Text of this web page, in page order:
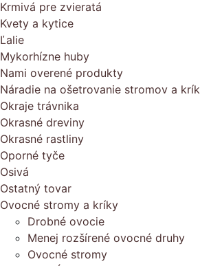
Krmivá pre zvieratá
Kvety a kytice
Ľalie
Mykorhízne huby
Nami overené produkty
Náradie na ošetrovanie stromov a
Okraje trávnika
Okrasné dreviny
Okrasné rastliny
Oporné tyče
Osivá
Ostatný tovar
Ovocné stromy a kríky
Drobné ovocie
Menej rozšírené ovocné druhy
Ovocné stromy